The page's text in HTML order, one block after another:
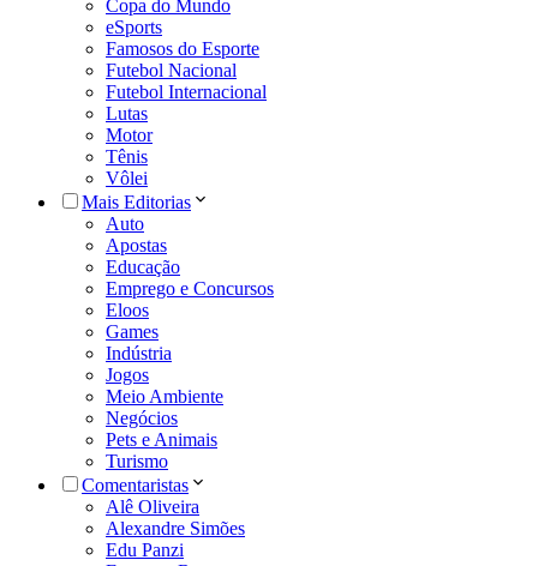
Copa do Mundo
eSports
Famosos do Esporte
Futebol Nacional
Futebol Internacional
Lutas
Motor
Tênis
Vôlei
Mais Editorias
Auto
Apostas
Educação
Emprego e Concursos
Eloos
Games
Indústria
Jogos
Meio Ambiente
Negócios
Pets e Animais
Turismo
Comentaristas
Alê Oliveira
Alexandre Simões
Edu Panzi